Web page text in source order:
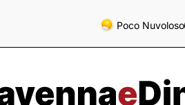
Poco Nuvoloso